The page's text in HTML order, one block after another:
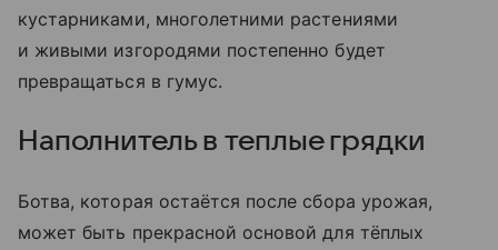
кустарниками, многолетними растениями
и живыми изгородями постепенно будет
превращаться в гумус.
Наполнитель в теплые грядки
Ботва, которая остаётся после сбора урожая,
может быть прекрасной основой для тёплых